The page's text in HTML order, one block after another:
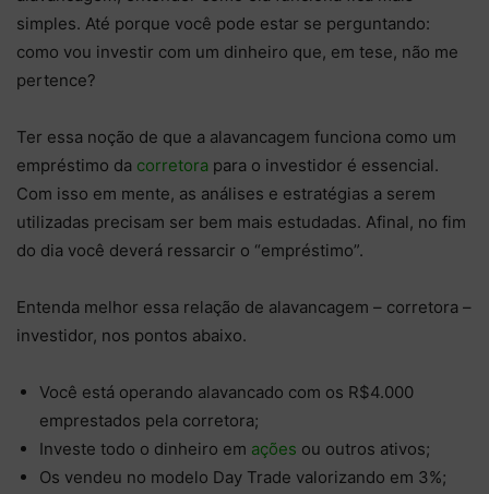
simples. Até porque você pode estar se perguntando:
como vou investir com um dinheiro que, em tese, não me
pertence?
Ter essa noção de que a alavancagem funciona como um
empréstimo da corretora para o investidor é essencial.
Com isso em mente, as análises e estratégias a serem
utilizadas precisam ser bem mais estudadas. Afinal, no fim
do dia você deverá ressarcir o “empréstimo”.
Entenda melhor essa relação de alavancagem – corretora –
investidor, nos pontos abaixo.
Você está operando alavancado com os R$4.000
emprestados pela corretora;
Investe todo o dinheiro em ações ou outros ativos;
Os vendeu no modelo Day Trade valorizando em 3%;